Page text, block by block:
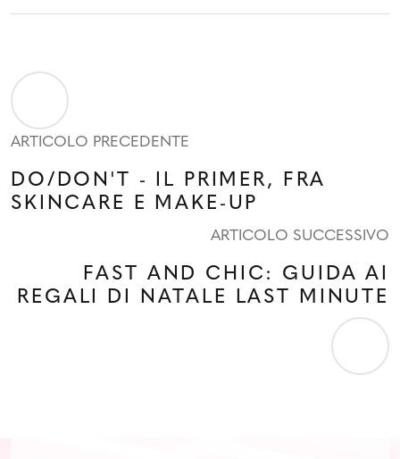
ARTICOLO PRECEDENTE
DO/DON'T - IL PRIMER, FRA
SKINCARE E MAKE-UP
ARTICOLO SUCCESSIVO
FAST AND CHIC: GUIDA AI
REGALI DI NATALE LAST MINUTE